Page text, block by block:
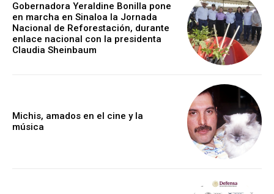
Gobernadora Yeraldine Bonilla pone
en marcha en Sinaloa la Jornada
Nacional de Reforestación, durante
enlace nacional con la presidenta
Claudia Sheinbaum
Michis, amados en el cine y la
música